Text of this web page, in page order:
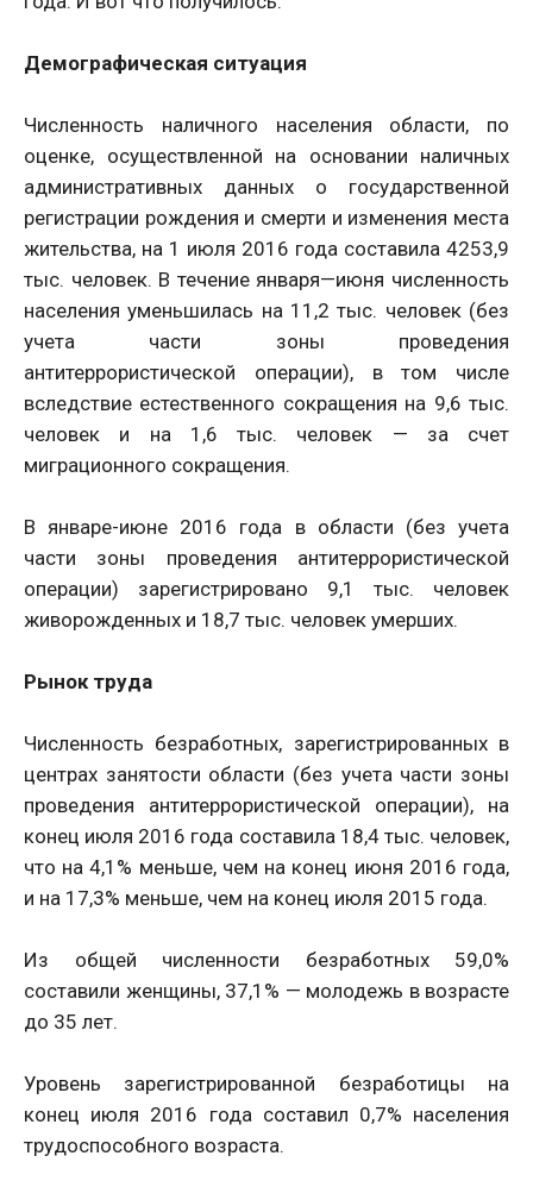
Демографическая ситуация
Численность наличного населения области, по
оценке, осуществленной на основании наличных
административных данных о государственной
регистрации рождения и смерти и изменения места
жительства, на 1 июля 2016 года составила 4253,9
тыс. человек. В течение января—июня численность
населения уменьшилась на 11,2 тыс. человек (без
учета части зоны проведения
антитеррористической операции), в том числе
вследствие естественного сокращения на 9,6 тыс.
человек и на 1,6 тыс. человек — за счет
миграционного сокращения.
В январе-июне 2016 года в области (без учета
части зоны проведения антитеррористической
операции) зарегистрировано 9,1 тыс. человек
живорожденных и 18,7 тыс. человек умерших.
Рынок труда
Численность безработных, зарегистрированных в
центрах занятости области (без учета части зоны
проведения антитеррористической операции), на
конец июля 2016 года составила 18,4 тыс. человек,
что на 4,1% меньше, чем на конец июня 2016 года,
и на 17,3% меньше, чем на конец июля 2015 года.
Из общей численности безработных 59,0%
составили женщины, 37,1% — молодежь в возрасте
до 35 лет.
Уровень зарегистрированной безработицы на
конец июля 2016 года составил 0,7% населения
трудоспособного возраста.